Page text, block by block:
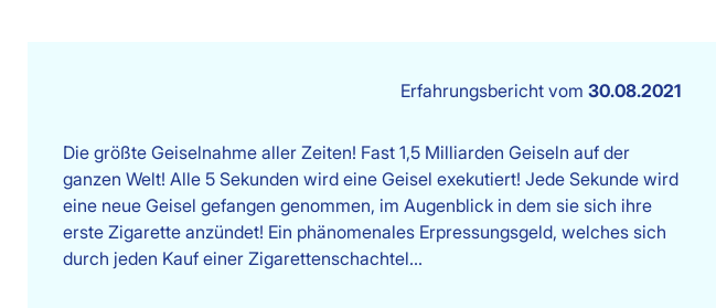
Erfahrungsbericht vom 30.08.2021
Die größte Geiselnahme aller Zeiten! Fast 1,5 Milliarden Geiseln auf der
ganzen Welt! Alle 5 Sekunden wird eine Geisel exekutiert! Jede Sekunde wird
eine neue Geisel gefangen genommen, im Augenblick in dem sie sich ihre
erste Zigarette anzündet! Ein phänomenales Erpressungsgeld, welches sich
durch jeden Kauf einer Zigarettenschachtel…